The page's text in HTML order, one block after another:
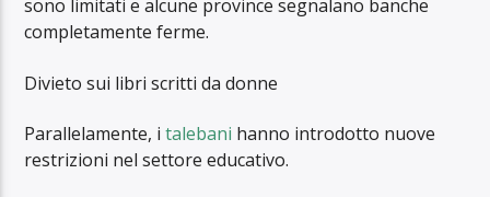
sono limitati e alcune province segnalano banche
completamente ferme.
Divieto sui libri scritti da donne
Parallelamente, italebani hanno introdotto nuove
restrizioni nel settore educativo.